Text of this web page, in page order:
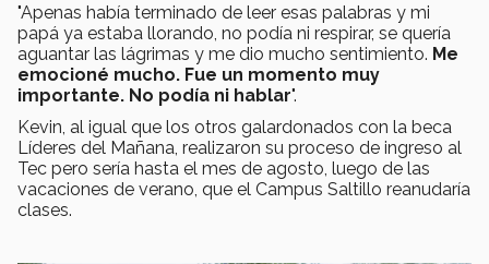
"Apenas había terminado de leer esas palabras y mi
papá ya estaba llorando, no podía ni respirar, se quería
aguantar las lágrimas y me dio mucho sentimiento. Me
emocioné mucho. Fue un momento muy
importante. No podía ni hablar".
Kevin, al igual que los otros galardonados con la beca
Líderes del Mañana, realizaron su proceso de ingreso al
Tec pero sería hasta el mes de agosto, luego de las
vacaciones de verano, que el Campus Saltillo reanudaría
clases.